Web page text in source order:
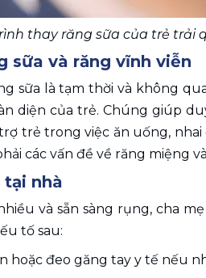
thay răng sữa của trẻ trải
sữa và răng vĩnh viễn
sữa là tạm thời và không
diện của trẻ. Chúng giúp
trẻ trong việc ăn uống,
các vấn đề về răng miệng
tại nhà
và sẵn sàng rụng, cha
tố sau:
hoặc đeo găng tay y tế nếu